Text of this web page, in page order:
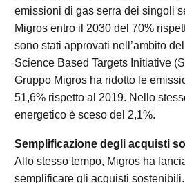
emissioni di gas serra dei singoli
Migros entro il 2030 del 70%
sono stati approvati nell’ambito
Science Based Targets Initiative
Gruppo Migros ha ridotto le
51,6% rispetto al 2019. Nello
energetico è sceso del 2,1%.
Semplificazione degli acquisti
Allo stesso tempo, Migros ha
semplificare gli acquisti